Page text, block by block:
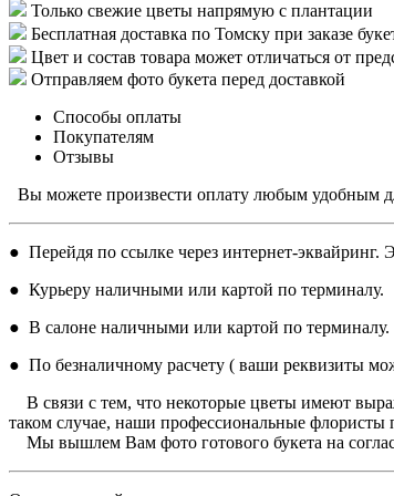
Только свежие цветы напрямую с плантации
Бесплатная доставка по Томску при заказе
Цвет и состав товара может отличаться от
Отправляем фото букета перед доставкой
Способы оплаты
Покупателям
Отзывы
Вы можете произвести оплату любым удобным
● Перейдя по ссылке через интернет-эквайринг.
● Курьеру наличными или картой по терминалу.
● В салоне наличными или картой по терминалу.
● По безналичному расчету ( ваши реквизиты
В связи с тем, что некоторые цветы имеют
таком случае, наши профессиональные
Мы вышлем Вам фото готового букета на